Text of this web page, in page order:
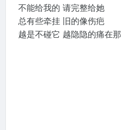
不能给我的 请完整给她
总有些牵挂 旧的像伤疤
越是不碰它 越隐隐的痛在那